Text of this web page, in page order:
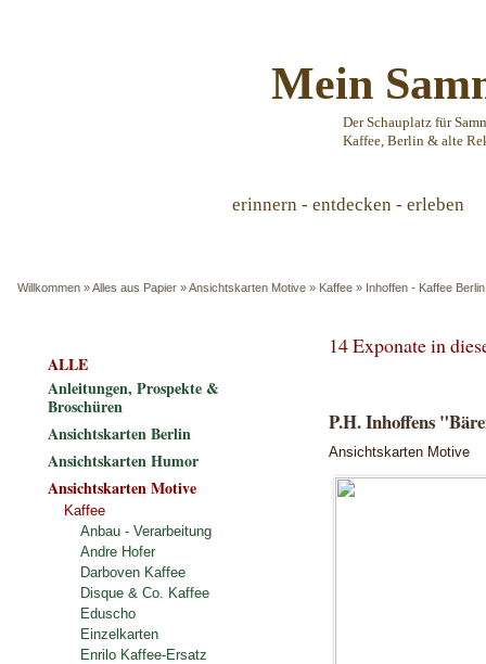
Mein
Der Schauplatz für
Kaffee, Berlin & alte
erinnern - entdecken - erleben
Willkommen »Alles aus Papier »Ansichtskarten Motive » Kaffee » Inhoffen - Kaffee Berlin
14 Exponate in
P.H. Inhoffens
Ansichtskarten Motive
ALLE
Anleitungen, Prospekte &
Broschüren
Ansichtskarten Berlin
Ansichtskarten Humor
Ansichtskarten Motive
Kaffee
Anbau - Verarbeitung
Andre Hofer
Darboven Kaffee
Disque & Co. Kaffee
Eduscho
Einzelkarten
Enrilo Kaffee-Ersatz